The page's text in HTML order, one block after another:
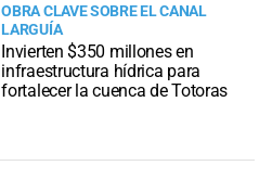
OBRA CLAVE SOBRE EL CANAL
LARGUÍA
Invierten $350 millones en
infraestructura hídrica para
fortalecer la cuenca de Totoras